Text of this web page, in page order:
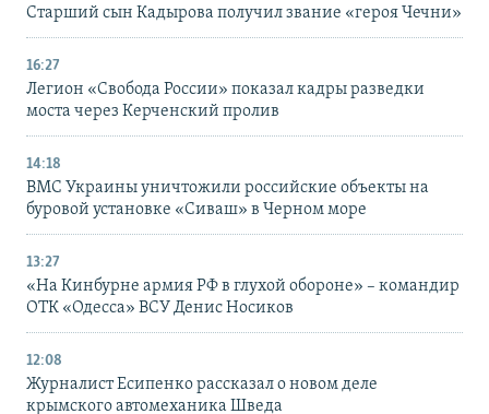
Старший сын Кадырова получил звание «героя Чечни»
16:27
Легион «Свобода России» показал кадры разведки
моста через Керченский пролив
14:18
ВМС Украины уничтожили российские объекты на
буровой установке «Сиваш» в Черном море
13:27
«На Кинбурне армия РФ в глухой обороне» – командир
ОТК «Одесса» ВСУ Денис Носиков
12:08
Журналист Есипенко рассказал о новом деле
крымского автомеханика Шведа